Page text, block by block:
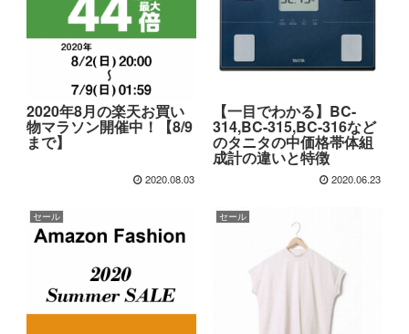
2020年8月の楽天お買い
物マラソン開催中！【8/9
まで】
2020.08.03
【一目でわかる】BC-
314,BC-315,BC-316など
のタニタの中価格帯体組
成計の違いと特徴
2020.06.23
セール セール